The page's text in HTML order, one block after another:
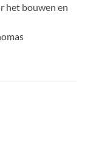
het bouwen en